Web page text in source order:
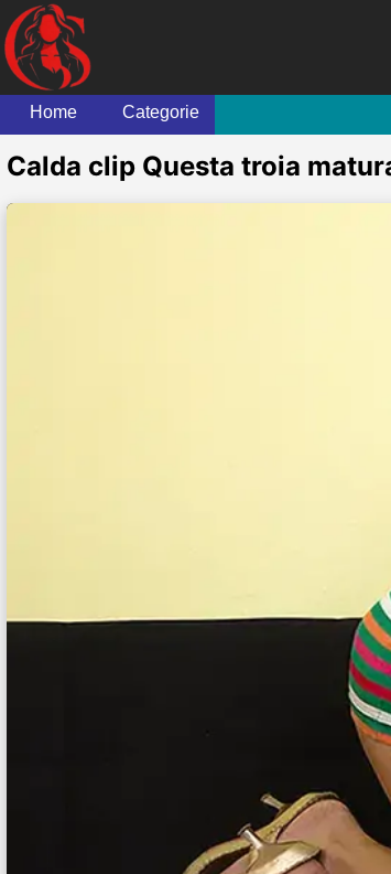
Home Categorie
Calda clip Questa troia